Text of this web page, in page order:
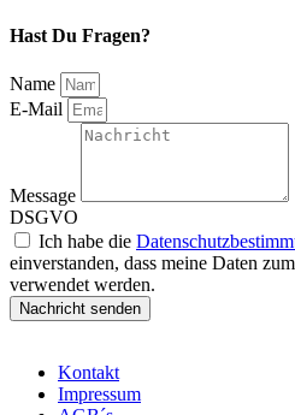
Hast Du Fragen?
Name
E-Mail
Message
DSGVO
Ich habe die
einverstanden, dass meine Daten
verwendet werden.
Nachricht senden
Kontakt
Impressum